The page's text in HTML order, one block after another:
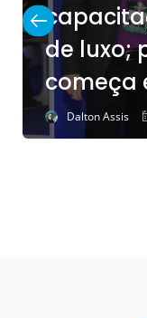
de luxo;
começa
Dalton Assis